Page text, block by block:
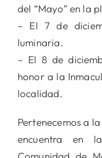
del “Mayo” en la
– El 7 de
luminaria.
– El 8 de
honor a la
localidad.
Pertenecemos a
encuentra en